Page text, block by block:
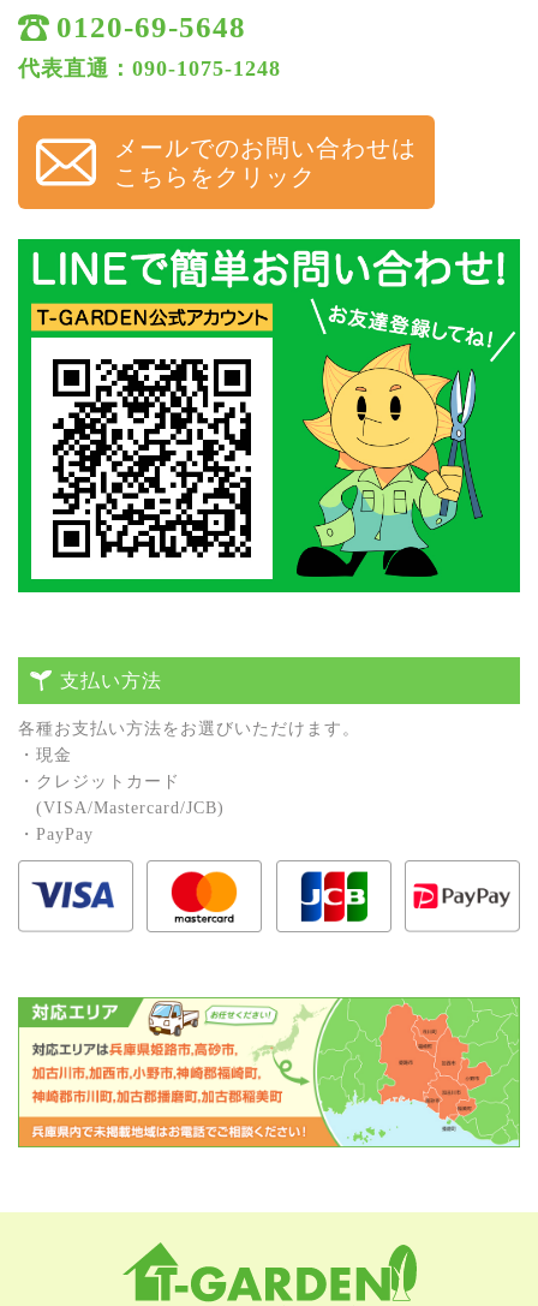
0120-69-5648
代表直通：090-1075-1248
メールでのお問い合わせは
こちらをクリック
支払い方法
各種お⽀払い⽅法をお選びいただけます。
・現⾦
・クレジットカード
(VISA/Mastercard/JCB)
・PayPay